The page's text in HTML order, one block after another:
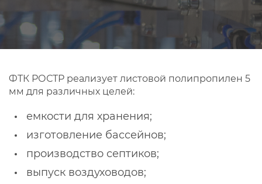
ФТК РОСТР реализует листовой полипропилен 5
мм для различных целей:
емкости для хранения;
изготовление бассейнов;
производство септиков;
выпуск воздуховодов;